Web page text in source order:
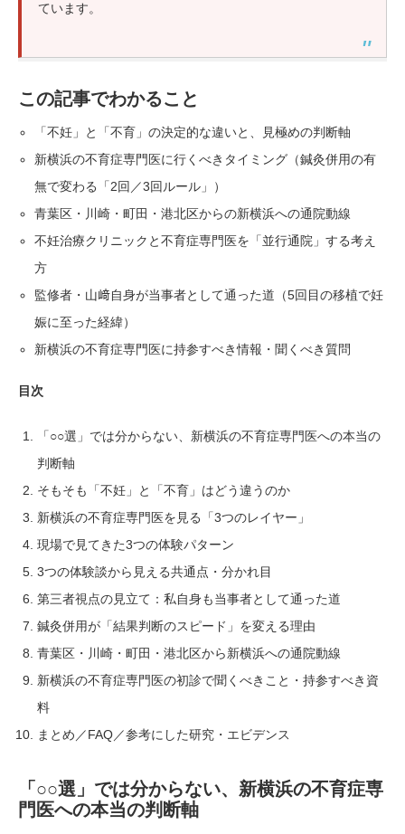
ています。
この記事でわかること
「不妊」と「不育」の決定的な違いと、見極めの判断軸
新横浜の不育症専門医に行くべきタイミング（鍼灸併用の有
無で変わる「2回／3回ルール」）
青葉区・川崎・町田・港北区からの新横浜への通院動線
不妊治療クリニックと不育症専門医を「並行通院」する考え
方
監修者・山﨑自身が当事者として通った道（5回目の移植で妊
娠に至った経緯）
新横浜の不育症専門医に持参すべき情報・聞くべき質問
目次
「○○選」では分からない、新横浜の不育症専門医への本当の
判断軸
そもそも「不妊」と「不育」はどう違うのか
新横浜の不育症専門医を見る「3つのレイヤー」
現場で見てきた3つの体験パターン
3つの体験談から見える共通点・分かれ目
第三者視点の見立て：私自身も当事者として通った道
鍼灸併用が「結果判断のスピード」を変える理由
青葉区・川崎・町田・港北区から新横浜への通院動線
新横浜の不育症専門医の初診で聞くべきこと・持参すべき資
料
まとめ／FAQ／参考にした研究・エビデンス
「○○選」では分からない、新横浜の不育症専
門医への本当の判断軸